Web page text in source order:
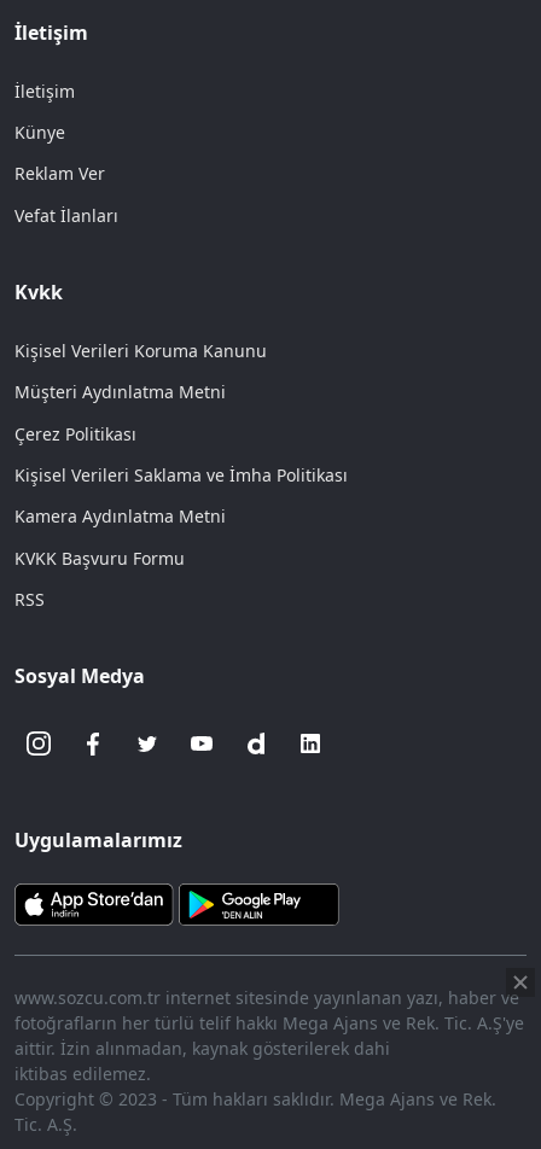
İletişim
İletişim
Künye
Reklam Ver
Vefat İlanları
Kvkk
Kişisel Verileri Koruma Kanunu
Müşteri Aydınlatma Metni
Çerez Politikası
Kişisel Verileri Saklama ve İmha Politikası
Kamera Aydınlatma Metni
KVKK Başvuru Formu
RSS
Sosyal Medya
Uygulamalarımız
www.sozcu.com.tr internet sitesinde yayınlanan yazı, haber ve
fotoğrafların her türlü telif hakkı Mega Ajans ve Rek. Tic. A.Ş'ye
aittir. İzin alınmadan, kaynak gösterilerek dahi
iktibas edilemez.
Copyright © 2023 - Tüm hakları saklıdır. Mega Ajans ve Rek.
Tic. A.Ş.